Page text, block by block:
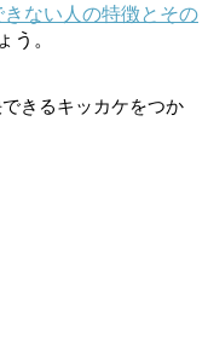
きない人の特徴とその
う。
きるキッカケをつか